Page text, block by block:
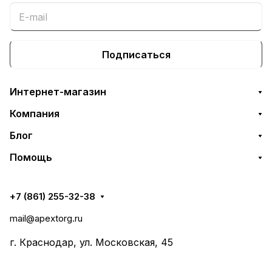
Подписаться
Интернет-магазин
Компания
Блог
Помощь
+7 (861) 255-32-38
mail@apextorg.ru
г. Краснодар, ул. Московская, 45